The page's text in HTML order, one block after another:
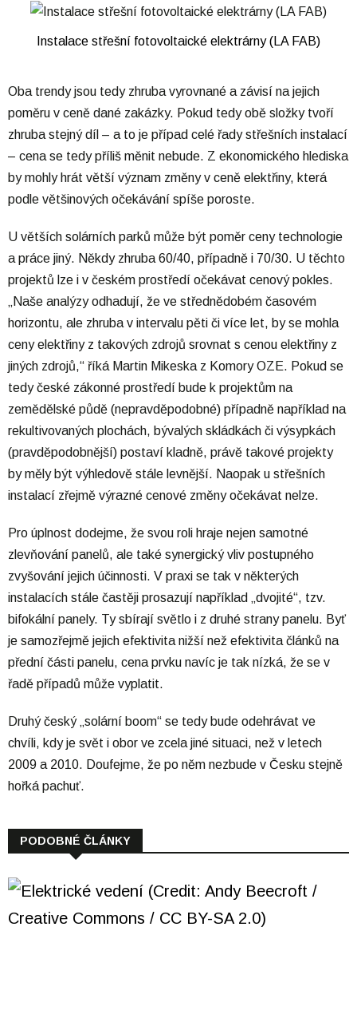
Instalace střešní fotovoltaické elektrárny ( LA FAB)
Oba trendy jsou tedy zhruba vyrovnané a závisí na jejich
poměru v ceně dané zakázky. Pokud tedy obě složky tvoří
zhruba stejný díl – a to je případ celé řady střešních instalací
– cena se tedy příliš měnit nebude. Z ekonomického hlediska
by mohly hrát větší význam změny v ceně elektřiny, která
podle většinových očekávání spíše poroste.
U větších solárních parků může být poměr ceny technologie
a práce jiný. Někdy zhruba 60/40, případně i 70/30. U těchto
projektů lze i v českém prostředí očekávat cenový pokles.
„Naše analýzy odhadují, že ve střednědobém časovém
horizontu, ale zhruba v intervalu pěti či více let, by se mohla
ceny elektřiny z takových zdrojů srovnat s cenou elektřiny z
jiných zdrojů,“ říká Martin Mikeska z Komory OZE. Pokud se
tedy české zákonné prostředí bude k projektům na
zemědělské půdě (nepravděpodobné) případně například na
rekultivovaných plochách, bývalých skládkách či výsypkách
(pravděpodobnější) postaví kladně, právě takové projekty
by měly být výhledově stále levnější. Naopak u střešních
instalací zřejmě výrazné cenové změny očekávat nelze.
Pro úplnost dodejme, že svou roli hraje nejen samotné
zlevňování panelů, ale také synergický vliv postupného
zvyšování jejich účinnosti. V praxi se tak v některých
instalacích stále častěji prosazují například „dvojité“, tzv.
bifokální panely. Ty sbírají světlo i z druhé strany panelu. Byť
je samozřejmě jejich efektivita nižší než efektivita článků na
přední části panelu, cena prvku navíc je tak nízká, že se v
řadě případů může vyplatit.
Druhý český „solární boom“ se tedy bude odehrávat ve
chvíli, kdy je svět i obor ve zcela jiné situaci, než v letech
2009 a 2010. Doufejme, že po něm nezbude v Česku stejně
hořká pachuť.
PODOBNÉ ČLÁNKY